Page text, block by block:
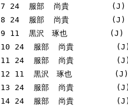
7 24  服部  尚貴         (J)
8 24  服部  尚貴         (J)
9 11  黒沢　琢也         (J)
10 24  服部  尚貴         (J)
11 24  服部  尚貴         (J)
12 11  黒沢　琢也         (J)
13 24  服部  尚貴         (J)
14 24  服部  尚貴         (J)